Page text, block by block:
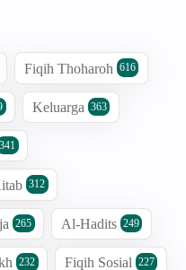
Fiqih Thoharoh 616
Keluarga 363
341
312
265 Al-Hadits 249
232 Fiqih Sosial 227